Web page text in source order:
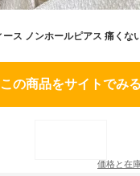
この商品をサイトでみる
価格と在